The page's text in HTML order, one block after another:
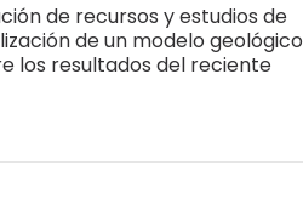
de recursos y estudios de
de un modelo geológico
los resultados del reciente